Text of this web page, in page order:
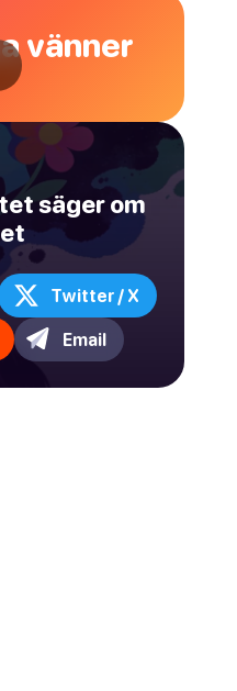
vänner
säger om
Twitter / X
Email